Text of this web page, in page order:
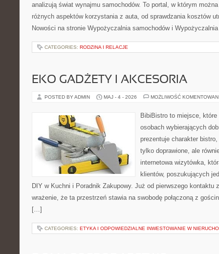
analizują świat wynajmu samochodów. To portal, w którym
różnych aspektów korzystania z auta, od sprawdzania kosztów
Nowości na stronie Wypożyczalnia samochodów i
CATEGORIES: RODZINA I RELACJE
EKO GADŻETY I AKCESORIA
POSTED BY ADMIN MAJ - 4 - 2026 MOŻLIWOŚĆ
BibiBistro to miejsce, które
osobach wybierających
prezentuje charakter
tylko doprawione, ale
internetowa wizytówka,
klientów, poszukujących
DIY w Kuchni i Poradnik Zakupowy. Już od pierwszego kontaktu
wrażenie, że ta przestrzeń stawia na swobodę połączoną z
[…]
CATEGORIES: ETYKA I ODPOWIEDZIALNE INWESTOWANIE W